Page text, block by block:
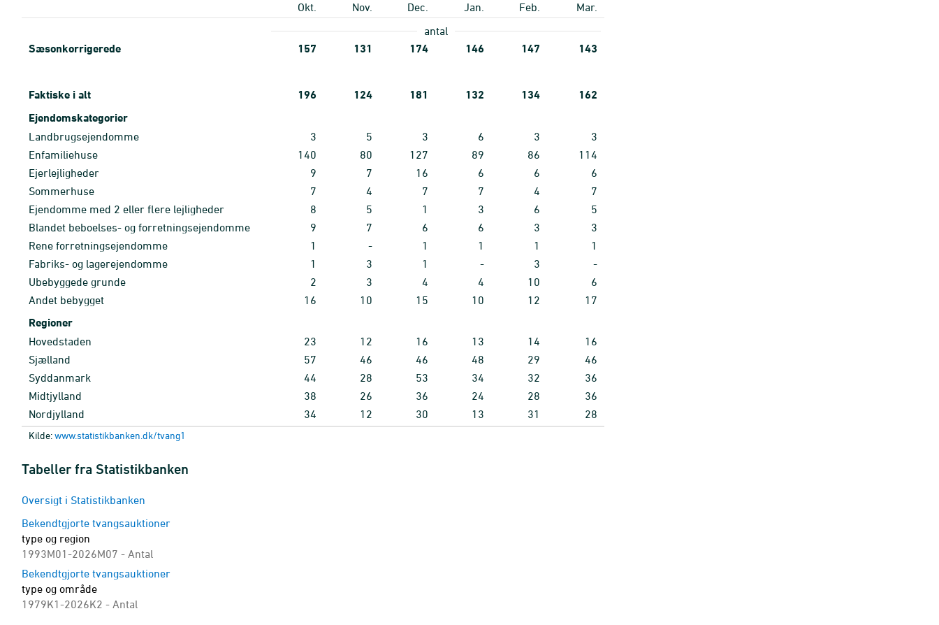
Okt.
Nov. Dec. Jan. Feb.
Mar.
antal
Sæsonkorrigerede 157 131 174 146 147 143
Faktiske i alt 196 124 181 132 134
162
Ejendomskategorier
Landbrugsejendomme 3 5 3 6 3
3
Enfamiliehuse
140 80 127 89 86
114
Ejerlejligheder
9 7 16 6 6
6
Sommerhuse
7 4 7 7 4
7
Ejendomme med 2 eller flere lejligheder
8 5 1 3 6
5
Blandet beboelses- og forretningsejendomme
9 7 6 6 3
3
Rene forretningsejendomme
1 - 1 1 1
1
Fabriks- og lagerejendomme
1 3 1 - 3
-
Ubebyggede grunde
2 3 4 4 10
6
Andet bebygget
16 10 15 10 12 17
Regioner
Hovedstaden 23 12 16 13 14
16
Sjælland
57 46 46 48 29
46
Syddanmark
44 28 53 34 32
36
Midtjylland
38 26 36 24 28
36
Nordjylland
34 12 30 13 31 28
Kilde:www.statistikbanken.dk/tvang1
Tabeller fra Statistikbanken
Oversigt i Statistikbanken
Bekendtgjorte tvangsauktioner
type og region
1993M01-2026M07 - Antal
Bekendtgjorte tvangsauktioner
type og område
1979K1-2026K2 - Antal